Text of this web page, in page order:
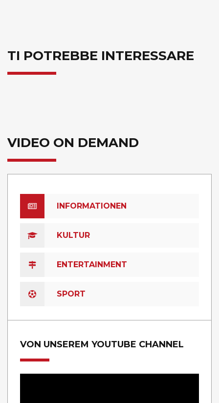
TI POTREBBE INTERESSARE
VIDEO ON DEMAND
INFORMATIONEN
KULTUR
ENTERTAINMENT
SPORT
VON UNSEREM YOUTUBE CHANNEL